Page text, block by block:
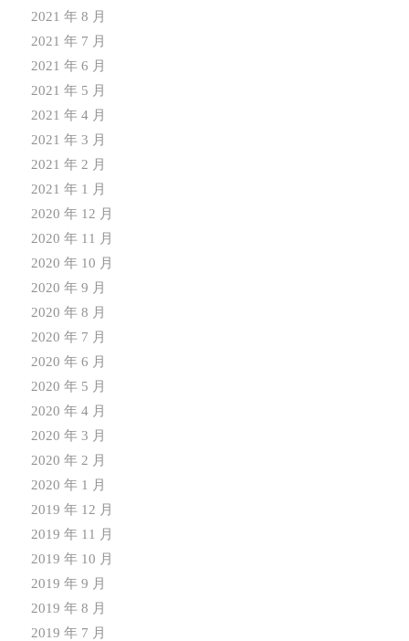
2021 年 8 月
2021 年 7 月
2021 年 6 月
2021 年 5 月
2021 年 4 月
2021 年 3 月
2021 年 2 月
2021 年 1 月
2020 年 12 月
2020 年 11 月
2020 年 10 月
2020 年 9 月
2020 年 8 月
2020 年 7 月
2020 年 6 月
2020 年 5 月
2020 年 4 月
2020 年 3 月
2020 年 2 月
2020 年 1 月
2019 年 12 月
2019 年 11 月
2019 年 10 月
2019 年 9 月
2019 年 8 月
2019 年 7 月